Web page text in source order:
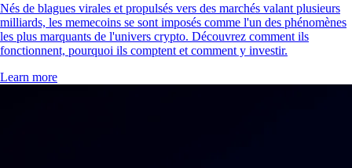
Nés de blagues virales et propulsés vers des marchés valant plusieurs
milliards, les memecoins se sont imposés comme l'un des phénomènes
les plus marquants de l'univers crypto. Découvrez comment ils
fonctionnent, pourquoi ils comptent et comment y investir.
Learn more